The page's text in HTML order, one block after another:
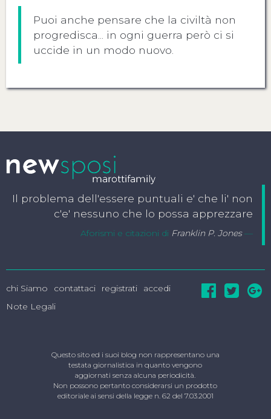
Puoi anche pensare che la civiltà non
progredisca... in ogni guerra però ci si
uccide in un modo nuovo.
Il problema dell'essere puntuali e' che li' non
c'e' nessuno che lo possa apprezzare
Aforismi e citazioni di Franklin P. Jones
chi Siamo contattaci registrati
accedi
Note Legali
Questo sito ed i suoi blog non rappresentano una
testata giornalistica in quanto vengono
aggiornati senza alcuna periodicità.
Non possono pertanto considerarsi un prodotto
editoriale ai sensi della legge n. 62 del 7.03.2001